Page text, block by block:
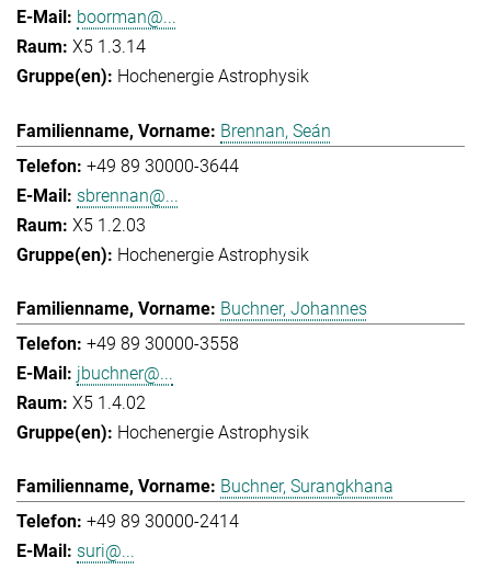
boorman@...
X5 1.3.14
Hochenergie Astrophysik
Brennan, Seán
+49 89 30000-3644
sbrennan@...
X5 1.2.03
Hochenergie Astrophysik
Buchner, Johannes
+49 89 30000-3558
jbuchner@...
X5 1.4.02
Hochenergie Astrophysik
Buchner, Surangkhana
+49 89 30000-2414
suri@...